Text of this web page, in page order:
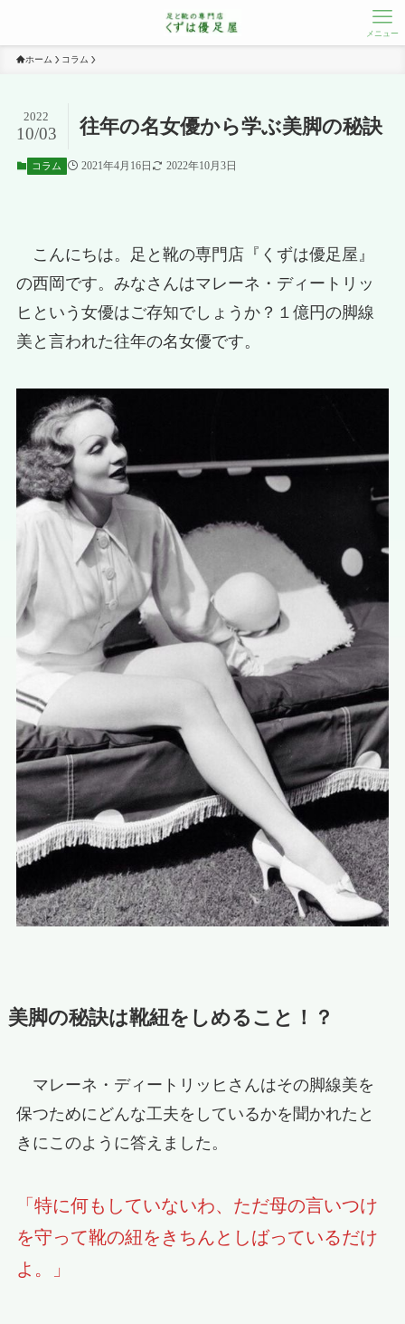
メニュー
ホーム コラム
往年の名女優から学ぶ美脚の秘訣
2022
10/03
コラム 2021年4月16日 2022年10月3日
こんにちは。足と靴の専門店『くずは優足屋』
の西岡です。みなさんはマレーネ・ディートリッ
ヒという女優はご存知でしょうか？１億円の脚線
美と言われた往年の名女優です。
美脚の秘訣は靴紐をしめること！？
マレーネ・ディートリッヒさんはその脚線美を
保つためにどんな工夫をしているかを聞かれたと
きにこのように答えました。
「特に何もしていないわ、ただ母の言いつけ
を守って靴の紐をきちんとしばっているだけ
よ。」